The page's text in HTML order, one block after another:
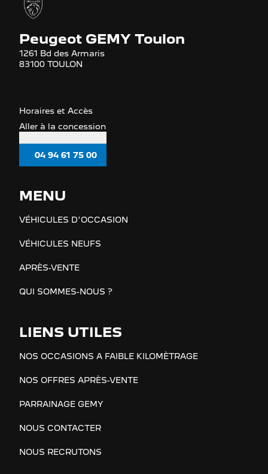
Peugeot GEMY Toulon
1261 Bd des Armaris
83100 TOULON
Horaires et Accès
Aller à la concession
04 94 61 75 00
MENU
VÉHICULES D'OCCASION
VÉHICULES NEUFS
APRÈS-VENTE
QUI SOMMES-NOUS ?
LIENS UTILES
NOS OCCASIONS A FAIBLE KILOMÈTRAGE
NOS OFFRES APRÈS-VENTE
PARRAINAGE GEMY
NOUS CONTACTER
NOUS RECRUTONS